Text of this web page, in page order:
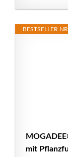
BESTSELLER
mit